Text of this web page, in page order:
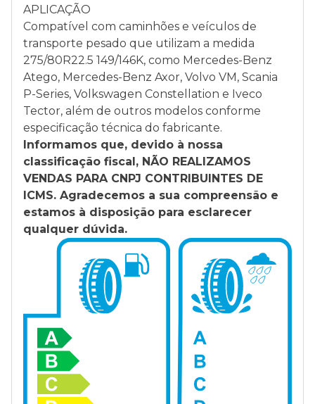
APLICAÇÃO
Compatível com caminhões e veículos de
transporte pesado que utilizam a medida
275/80R22.5 149/146K, como Mercedes-Benz
Atego, Mercedes-Benz Axor, Volvo VM, Scania
P-Series, Volkswagen Constellation e Iveco
Tector, além de outros modelos conforme
especificação técnica do fabricante.
Informamos que, devido à nossa
classificação fiscal, NÃO REALIZAMOS
VENDAS PARA CNPJ CONTRIBUINTES DE
ICMS. Agradecemos a sua compreensão e
estamos à disposição para esclarecer
qualquer dúvida.